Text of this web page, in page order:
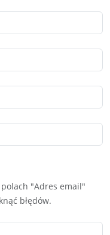
"Adres email"
błędów.